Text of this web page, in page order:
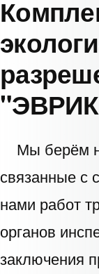
Мы берём
связанные с
нами работ
органов
заключения